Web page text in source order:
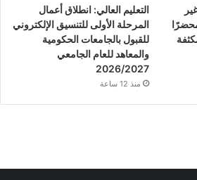
وتحرير 95 محضرًا
التعليم العالي: انطلاق أعمال
المرحلة الأولى للتنسيق الإلكتروني
للقبول بالجامعات الحكومية
والمعاهد للعام الجامعي
2026/2027
منذ 12 ساعة